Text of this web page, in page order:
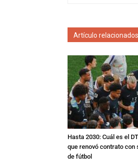
Artículo relacionados
Hasta 2030: Cuál es el
que renovó contrato con
de fútbol